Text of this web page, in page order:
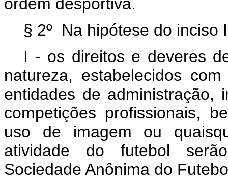
§ 2º Na hipótese do inciso
I - os direitos e deveres
natureza, estabelecidos
entidades de administração,
competições profissionais,
uso de imagem ou
atividade do futebol
Sociedade Anônima do